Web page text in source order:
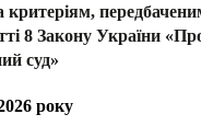
8 Закону України
суд»
року